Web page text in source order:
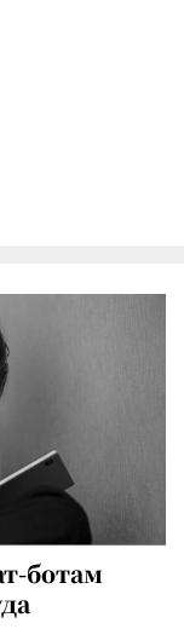
ботам